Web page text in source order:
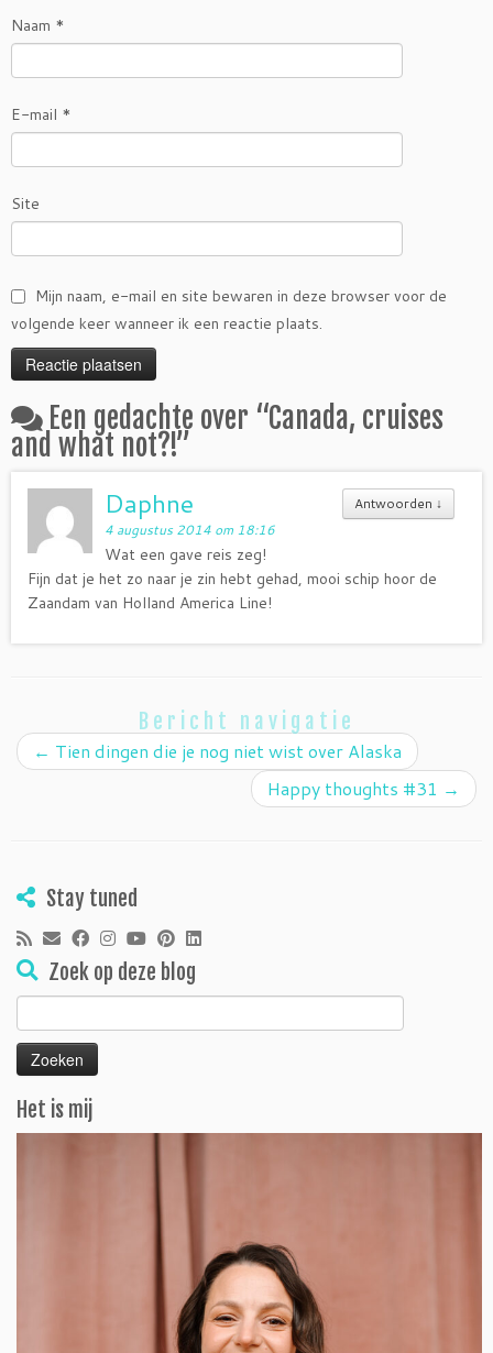
Naam *
E-mail *
Site
Mijn naam, e-mail en site bewaren in deze browser voor de
volgende keer wanneer ik een reactie plaats.
Een gedachte over “Canada, cruises
and what not?!”
Antwoorden ↓
Daphne
4 augustus 2014 om 18:16
Wat een gave reis zeg!
Fijn dat je het zo naar je zin hebt gehad, mooi schip hoor de
Zaandam van Holland America Line!
Bericht navigatie
← Tien dingen die je nog niet wist over Alaska
Happy thoughts #31 →
Stay tuned
Zoek op deze blog
Zoeken
naar:
Het is mij